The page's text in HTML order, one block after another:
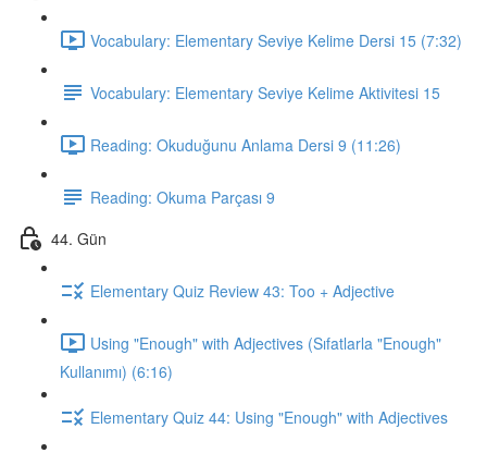
Vocabulary: Elementary Seviye Kelime Dersi 15 (7:32)
Vocabulary: Elementary Seviye Kelime Aktivitesi 15
Reading: Okuduğunu Anlama Dersi 9 (11:26)
Reading: Okuma Parçası 9
44. Gün
Elementary Quiz Review 43: Too + Adjective
Using "Enough" with Adjectives (Sıfatlarla "Enough"
Kullanımı) (6:16)
Elementary Quiz 44: Using "Enough" with Adjectives